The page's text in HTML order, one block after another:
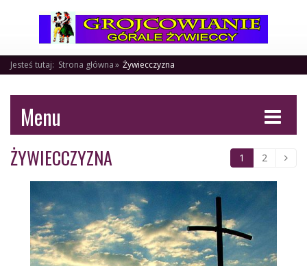
Jesteś tutaj: Strona główna Żywiecczyzna
Menu
ŻYWIECCZYZNA 1 2